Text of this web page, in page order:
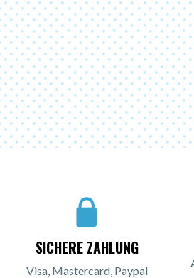
SICHERE ZAHLUNG
Visa, Mastercard, Paypal